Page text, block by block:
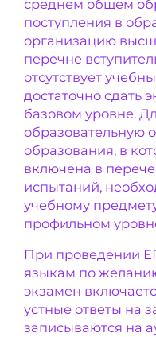
среднем общем
поступления в
организацию
перечне
отсутствует
достаточно сдать
базовом уровне.
образовательную
образования, в
включена в
испытаний,
учебному
профильном
При проведении
языкам по
экзамен
устные ответы на
записываются на